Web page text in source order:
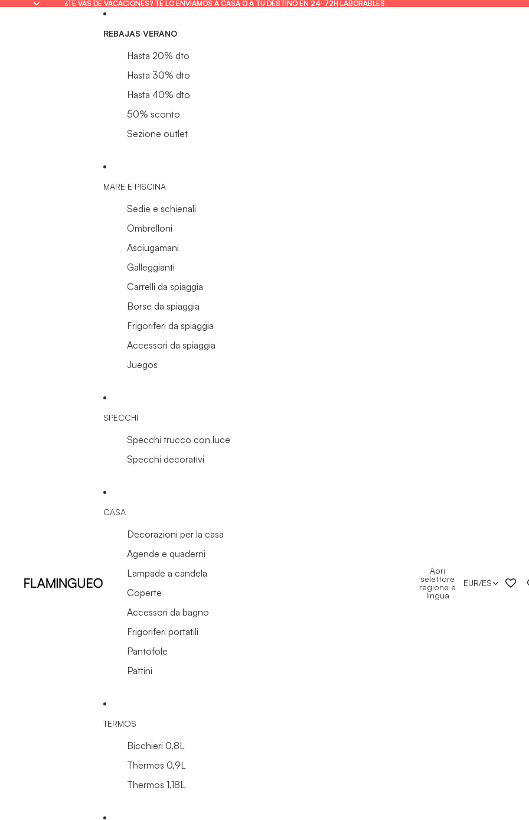
¿TE VAS DE VACACIONES? TE LO ENVIAMOS A CASA O A TU DESTINO EN 24-72H LABORABLES
¿TE VAS DE VACACIONES? TE LO ENVIAMOS A CASA O A TU DESTINO EN 24-72H LABORABLES
REBAJAS VERANO
Hasta 20% dto
Hasta 30% dto
Hasta 40% dto
50% sconto
Sezione outlet
MARE E PISCINA
Sedie e schienali
Ombrelloni
Asciugamani
Galleggianti
Carrelli da spiaggia
Borse da spiaggia
Frigoriferi da spiaggia
Accessori da spiaggia
Juegos
SPECCHI
Specchi trucco con luce
Specchi decorativi
CASA
Decorazioni per la casa
Agende e quaderni
Lampade a candela
Coperte
Accessori da bagno
Frigoriferi portatili
Pantofole
Pattini
TERMOS
Bicchieri 0,8L
Thermos 0,9L
Thermos 1,18L
Apri
selettore
regione e
lingua
EUR/ES